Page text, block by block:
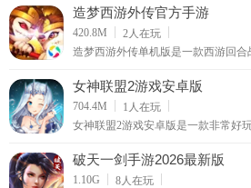
小说原著和剧情，玩家将在这篇充满
造梦西游外传官方手游
420.8M 2 人在玩
造梦西游外传单机版是一款西游回
可以不断进行回合战斗冒险，收集西
女神联盟2游戏安卓版
704.4M 1 人在玩
女神联盟2游戏安卓版是一款非常好
法，玩家可以利用英雄帮助自己战斗
提供各种强大的BUFF。女神联
破天一剑手游2026最新版
1.10G 8 人在玩